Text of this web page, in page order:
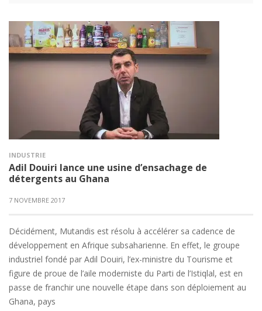
INDUSTRIE
Adil Douiri lance une usine d’ensachage de
détergents au Ghana
7 NOVEMBRE 2017
Décidément, Mutandis est résolu à accélérer sa cadence de
développement en Afrique subsaharienne. En effet, le groupe
industriel fondé par Adil Douiri, l’ex-ministre du Tourisme et
figure de proue de l’aile moderniste du Parti de l’Istiqlal, est en
passe de franchir une nouvelle étape dans son déploiement au
Ghana, pays